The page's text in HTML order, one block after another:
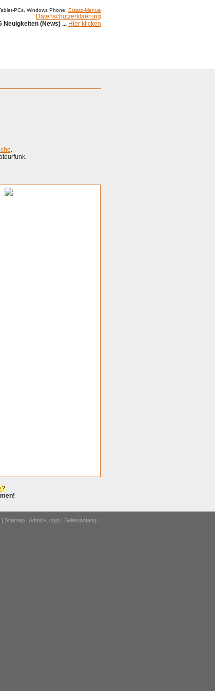
PCs, Windows Phone: Ersatz-Menue
Datenschutzerklaerung
Neuigkeiten (News) ... Hier klicken
.
?
| Sitemap | Admin-Login | Seitenanfang ↑